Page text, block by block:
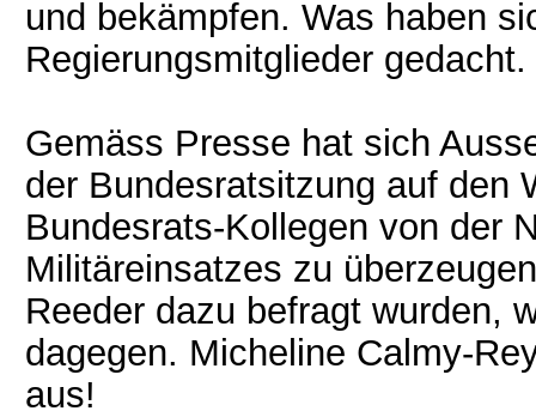
und bekämpfen. Was haben
Regierungsmitglieder
Gemäss Presse hat sich
der Bundesratsitzung auf den
Bundesrats-Kollegen von der
Militäreinsatzes zu
Reeder dazu befragt wurden,
dagegen. Micheline Calmy-
aus!